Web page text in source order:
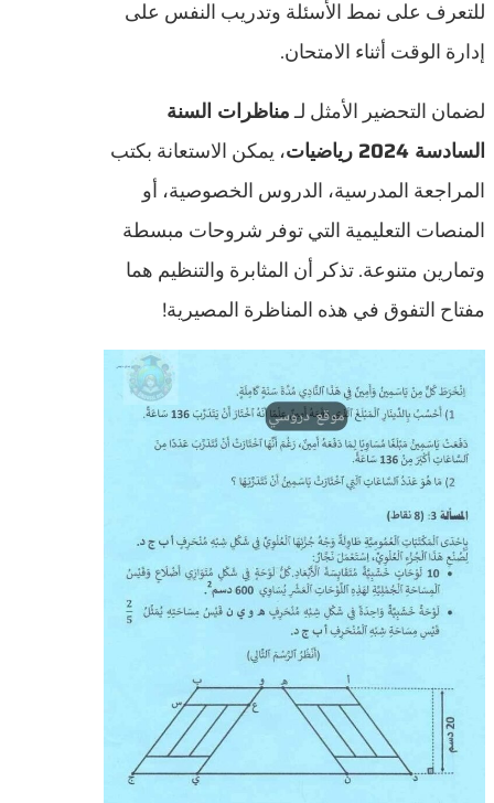
للتعرف على نمط الأسئلة وتدريب النفس على
إدارة الوقت أثناء الامتحان.
لضمان التحضير الأمثل لـمناظرات السنة
السادسة 2024 رياضيات
، يمكن الاستعانة بكتب
المراجعة المدرسية، الدروس الخصوصية، أو
المنصات التعليمية التي توفر شروحات مبسطة
وتمارين متنوعة. تذكر أن المثابرة والتنظيم هما
مفتاح التفوق في هذه المناظرة المصيرية!